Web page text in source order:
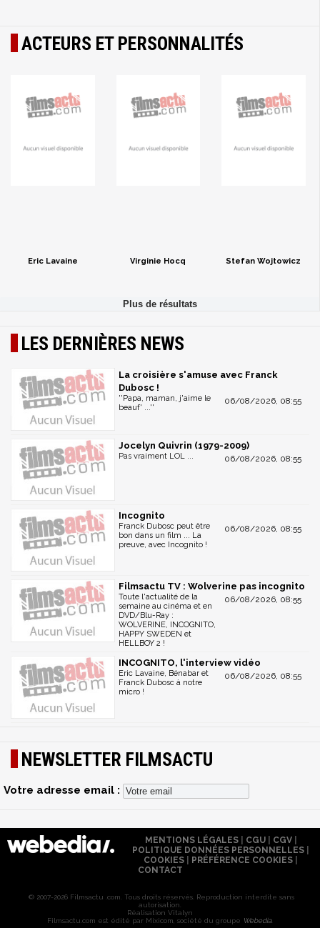
ACTEURS ET PERSONNALITÉS
Eric Lavaine Virginie Hocq Stefan Wojtowicz
LES DERNIÈRES NEWS
La croisière s'amuse avec Franck
Dubosc !
06/08/2026, 08:55
''Papa, maman, j'aime le
beauf' ...''
Jocelyn Quivrin (1979-2009)
06/08/2026, 08:55
Pas vraiment LOL ...
Incognito
06/08/2026, 08:55
Franck Dubosc peut être
bon dans un film ... La
preuve, avec Incognito !
Filmsactu TV : Wolverine pas incognito
06/08/2026, 08:55
Toute l'actualité de la
semaine au cinéma et en
DVD/Blu-Ray :
WOLVERINE, INCOGNITO,
HAPPY SWEDEN et
HELLBOY 2 !
INCOGNITO, l'interview vidéo
06/08/2026, 08:55
Eric Lavaine, Bénabar et
Franck Dubosc à notre
micro !
NEWSLETTER FILMSACTU
Votre adresse email :
MENTIONS LÉGALES| CGU| CGV|
POLITIQUE DONNÉES PERSONNELLES
COOKIES
PRÉFÉRENCE COOKIES
CONTACT
© 2007-2026 Filmsactu .com. Tous droits réservés. Reproduction interdite sans
autorisation.
Réalisation Vitalyn
Filmsactu .com est édité par Mixicom, société du groupe Webedia.